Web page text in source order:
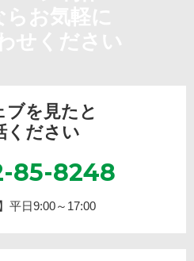
ブを見たと
ください
85-8248
平日9:00～17:00